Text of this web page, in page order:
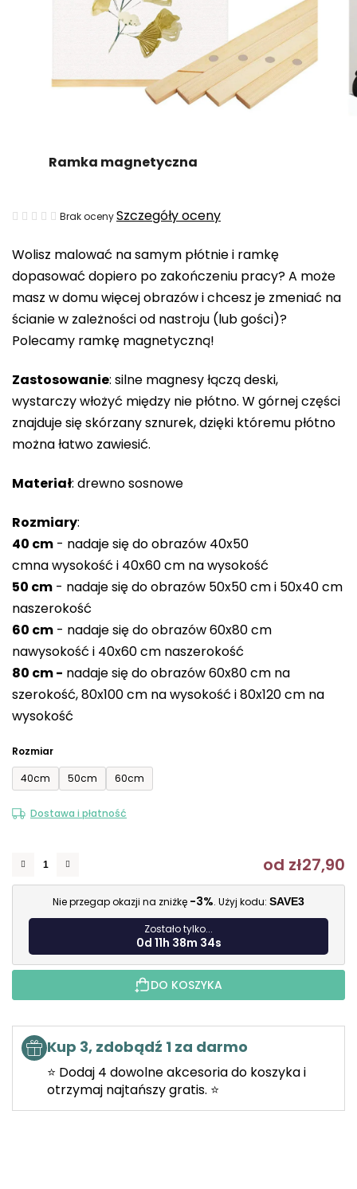
Wolisz malować na samym płótnie i ramkę
dopasować dopiero po zakończeniu pracy? A może
masz w domu więcej obrazów i chcesz je zmeniać na
ścianie w zależności od nastroju (lub gości)?
Polecamy ramkę magnetyczną!
Zastosowanie: silne magnesy łączą deski,
wystarczy włożyć między nie płótno. W górnej części
znajduje się skórzany sznurek, dzięki któremu płótno
można łatwo zawiesić.
Materiał: drewno sosnowe
Rozmiary:
40 cm - nadaje się do obrazów 40x50
cmnawysokość i 40x60 cm nawysokość
50 cm - nadaje się do obrazów 50x50 cm i 50x40 cm
naszerokość
60 cm - nadaje się do obrazów 60x80 cm
nawysokość i 40x60 cm naszerokość
80 cm - nadaje się do obrazów 60x80 cm na
szerokość, 80x100 cm na wysokość i 80x120 cm na
wysokość
Rozmiar
40cm
50cm 60cm
Dostawa i płatność
od zł27,90
Nie przegap okazji na zniżkę -3%. Użyj kodu: SAVE3
Zostało tylko...
0d 11h 38m 33s
DO KOSZYKA
Kup 3, zdobądź 1 za darmo
⭐ Dodaj 4 dowolne akcesoria do koszyka i
otrzymaj najtańszy gratis. ⭐
Ramka magnetyczna
Średnia
produktu
wynosi
0,0
na
5
Brak ocenySzczegóły oceny